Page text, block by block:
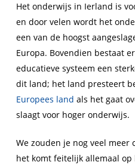
Het onderwijs in Ierland is
en door velen wordt het
een van de hoogst
Europa. Bovendien bestaat
educatieve systeem een
dit land; het land presteert
Europees land als het gaat
slaagt voor hoger onderwijs.
We zouden je nog veel meer
het komt feitelijk allemaal